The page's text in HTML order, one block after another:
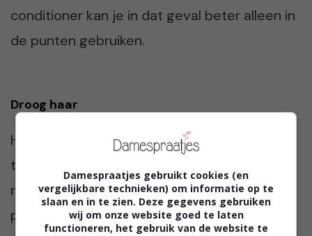
conditioner kan je in dat geval beter alleen in
de punten gebruiken.
Droog haar
Heb jij juist erg droog haar? Wees dan
terughoudend met shampoo! Gebruik het
niet te vaak en vermijd shampoo in de
punten. Alleen de haaraanzet licht wassen is
Damespraatjes gebruikt cookies (en
vergelijkbare technieken) om informatie op te
slaan en in te zien. Deze gegevens gebruiken
wij om onze website goed te laten
functioneren, het gebruik van de website te